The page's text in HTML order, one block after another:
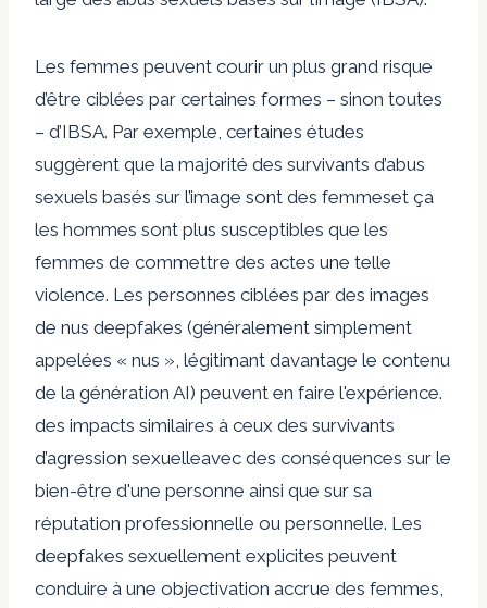
Les femmes peuvent courir un plus grand risque
d’être ciblées par certaines formes – sinon toutes
– d’IBSA. Par exemple, certaines études
suggèrent que la majorité des survivants d’abus
sexuels basés sur l’image sont des femmeset ça
les hommes sont plus susceptibles que les
femmes de commettre des actes une telle
violence. Les personnes ciblées par des images
de nus deepfakes (généralement simplement
appelées « nus », légitimant davantage le contenu
de la génération AI) peuvent en faire l'expérience.
des impacts similaires à ceux des survivants
d’agression sexuelleavec des conséquences sur le
bien-être d'une personne ainsi que sur sa
réputation professionnelle ou personnelle. Les
deepfakes sexuellement explicites peuvent
conduire à une objectivation accrue des femmes,